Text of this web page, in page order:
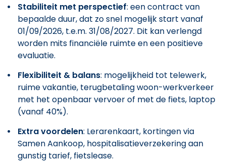
Stabiliteit met perspectief: een contract van
bepaalde duur, dat zo snel mogelijk start vanaf
01/09/2026, t.e.m. 31/08/2027. Dit kan verlengd
worden mits financiële ruimte en een positieve
evaluatie.
Flexibiliteit & balans: mogelijkheid tot telewerk,
ruime vakantie, terugbetaling woon-werkverkeer
met het openbaar vervoer of met de fiets, laptop
(vanaf 40%).
Extra voordelen: Lerarenkaart, kortingen via
Samen Aankoop, hospitalisatieverzekering aan
gunstig tarief, fietslease.